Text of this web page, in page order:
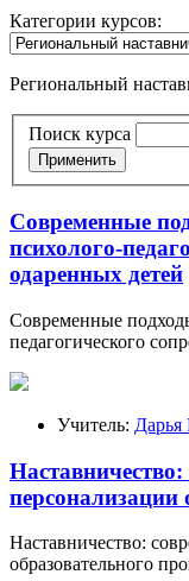
Категории курсов:
Региональный
Поиск курса
Применить
Современные
психолого-
одаренных детей
Современные
педагогического
Учитель:
персонализации
Наставничество:
образовательного